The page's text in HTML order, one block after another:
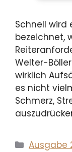
Schnell wird
bezeichnet,
Welter-
wirklich
es nicht
Schmerz,
Ausgabe